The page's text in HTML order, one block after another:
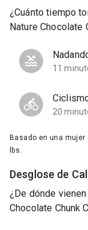
¿Cuánto tiempo
Nature Chocolate
11
20
Basado en una
lbs.
Desglose de
¿De dónde
Chocolate Chunk